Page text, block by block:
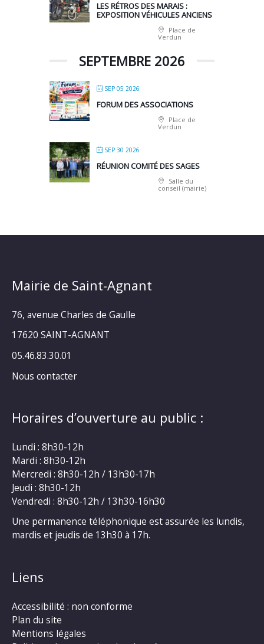
LES RÉTROS DES MARAIS :
EXPOSITION VÉHICULES ANCIENS
Place de
Verdun
SEPTEMBRE 2026
SEP 05 2026
FORUM DES ASSOCIATIONS
Place de
Verdun
SEP 30 2026
RÉUNION COMITÉ DES SAGES
Salle du
conseil (mairie)
Mairie de Saint-Agnant
76, avenue Charles de Gaulle
17620 SAINT-AGNANT
05.46.83.30.01
Nous contacter
Horaires d’ouverture au public :
Lundi : 8h30-12h
Mardi : 8h30-12h
Mercredi : 8h30-12h / 13h30-17h
Jeudi : 8h30-12h
Vendredi : 8h30-12h / 13h30-16h30
Une permanence téléphonique est assurée les lundis,
mardis et jeudis de 13h30 à 17h.
Liens
Accessibilité : non conforme
Plan du site
Mentions légales